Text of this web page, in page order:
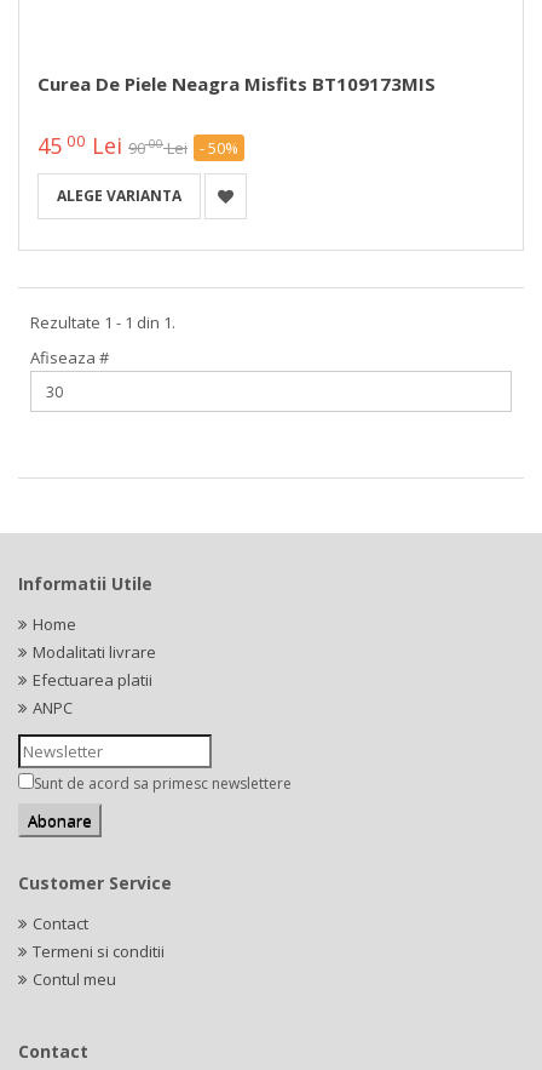
Curea De Piele Neagra Misfits BT109173MIS
45 00 Lei 9000 Lei - 50%
ALEGE VARIANTA
Rezultate 1 - 1 din 1.
Afiseaza #
Informatii Utile
Home
Modalitati livrare
Efectuarea platii
ANPC
Sunt de acord sa primesc newslettere
Customer Service
Contact
Termeni si conditii
Contul meu
Contact